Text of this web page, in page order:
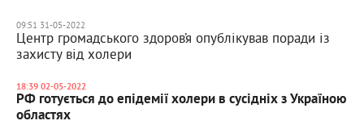
09:51 31-05-2022
Центр громадського здоров’я опублікував поради із
захисту від холери
18:39 02-05-2022
РФ готується до епідемії холери в сусідніх з Україною
областях